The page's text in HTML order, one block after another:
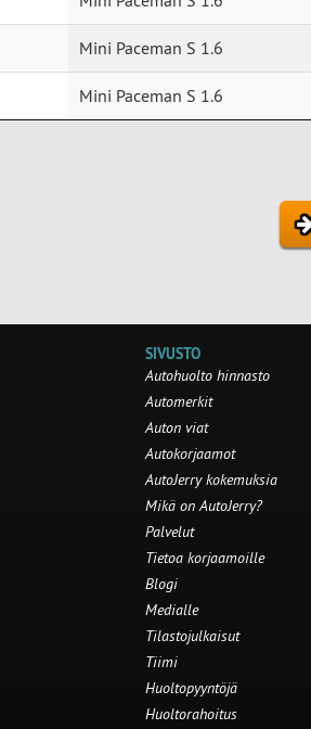
Mini Paceman S 1.6
Mini Paceman S 1.6
SIVUSTO
Autohuolto hinnasto
Automerkit
Auton viat
Autokorjaamot
AutoJerry kokemuksia
Mikä on AutoJerry?
Palvelut
Tietoa korjaamoille
Blogi
Medialle
Tilastojulkaisut
Tiimi
Huoltopyyntöjä
Huoltorahoitus